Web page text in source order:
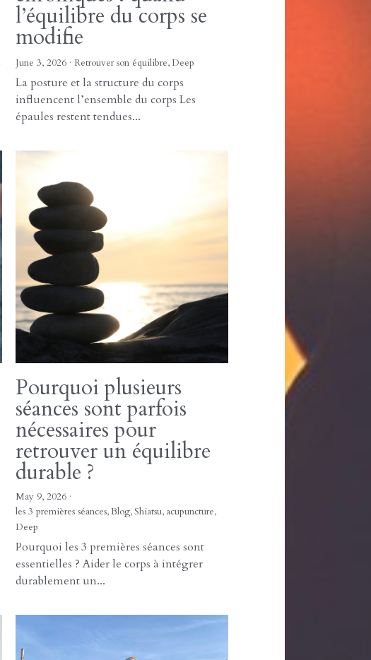
Posture et douleurs
chroniques : quand
l’équilibre du corps se
modifie
Retrouver son équilibre,
influencent l’ensemble du corps Les
épaules restent tendues...